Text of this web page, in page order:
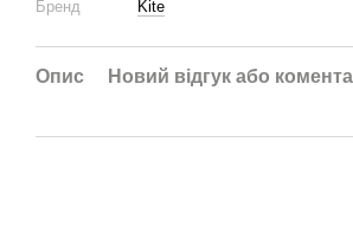
Бренд
Kite
Опис Новий відгук або